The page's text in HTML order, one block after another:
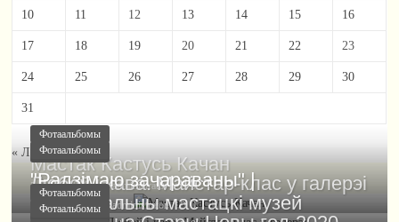
10 11 12 13 14 15 16
17 18 19 20 21 22 23
24 25 26 27 28 29 30
31
« Ліст сак »
Фотаальбомы
Мастак Кастусь Качан
12.08.2020 administrator 0
Фотаальбомы
Любоў і кава. Майстар-клас у галерэі
31.03.2020 administrator 0
Фотаальбомы
"Радзімаю зачараваны" |
Нацыянальны мастацкі музей
Фотаальбомы
Фотаальбомы
Фотаальбомы